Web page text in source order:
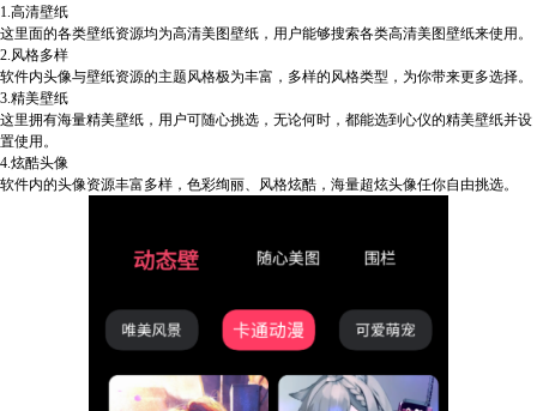
1.高清壁纸
这里面的各类壁纸资源均为高清美图壁纸，用户能够搜索各类高清美图壁纸来使用。
2.风格多样
软件内头像与壁纸资源的主题风格极为丰富，多样的风格类型，为你带来更多选择。
3.精美壁纸
这里拥有海量精美壁纸，用户可随心挑选，无论何时，都能选到心仪的精美壁纸并设
置使用。
4.炫酷头像
软件内的头像资源丰富多样，色彩绚丽、风格炫酷，海量超炫头像任你自由挑选。